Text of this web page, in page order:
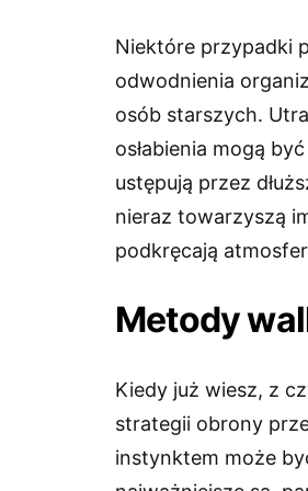
Niektóre przypadki
odwodnienia
osób starszych.
osłabienia mogą
ustępują przez
nieraz towarzyszą
podkręcają
Metody
Kiedy już wiesz, z
strategii obrony
instynktem może